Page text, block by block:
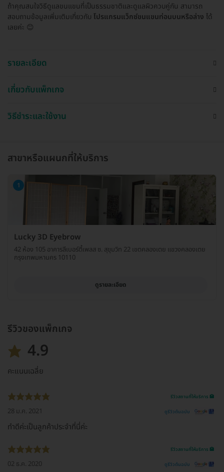
ถ้าคุณสนใจวิธีดูแลขนแขนที่เป็นธรรมชาติและดูแลผิวควบคู่กัน สามารถ
สอบถามข้อมูลเพิ่มเติมเกี่ยวกับ โปรแกรมแว็กซ์ขนแขนท่อนบนหรือล่าง ได้
เลยค่ะ 😊
รายละเอียด
เกี่ยวกับแพ็กเกจ
วิธีชำระและใช้งาน
สาขาหรือแผนกที่ให้บริการ
1
Lucky 3D Eyebrow
42 ห้อง 105 อาคารลีเบอร์ตี้เพลส ซ. สุขุมวิท 22 เขตคลองเตย แขวงคลองเตย
กรุงเทพมหานคร 10110
ดูรายละเอียด
รีวิวของแพ็กเกจ
4.9
คะแนนเฉลี่ย
รีวิวสถานที่ให้บริการ 🏥
28 ม.ค. 2021 ดูรีวิวต้นฉบับ
ทำดีค่ะเป็นลูกค้าประจำที่นี่ค่ะ
รีวิวสถานที่ให้บริการ 🏥
02 ธ.ค. 2020 ดูรีวิวต้นฉบับ